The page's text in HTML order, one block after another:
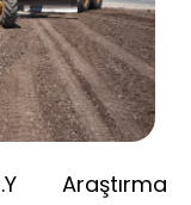
Araştırma